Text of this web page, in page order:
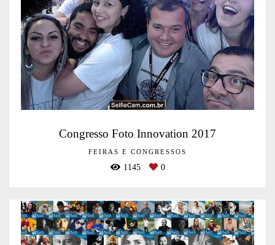
Congresso Foto Innovation 2017
FEIRAS E CONGRESSOS
1145 0